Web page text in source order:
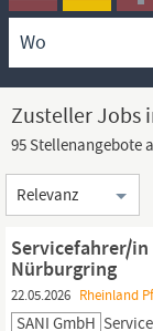
Zusteller Jobs
95 Stellenangebote
Sortierung
Servicefahrer/
Nürburgring
22.05.2026 Rheinland
SANI GmbH